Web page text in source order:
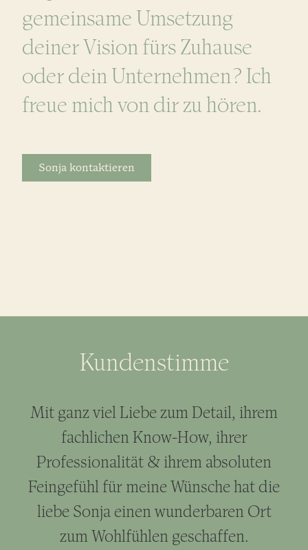
gemeinsame Umsetzung
deiner Vision fürs Zuhause
oder dein Unternehmen? Ich
freue mich von dir zu hören.
Sonja kontaktieren
Kundenstimme
Mit ganz viel Liebe zum Detail, ihrem
fachlichen Know-How, ihrer
Professionalität & ihrem absoluten
Feingefühl für meine Wünsche hat die
liebe Sonja einen wunderbaren Ort
zum Wohlfühlen geschaffen.